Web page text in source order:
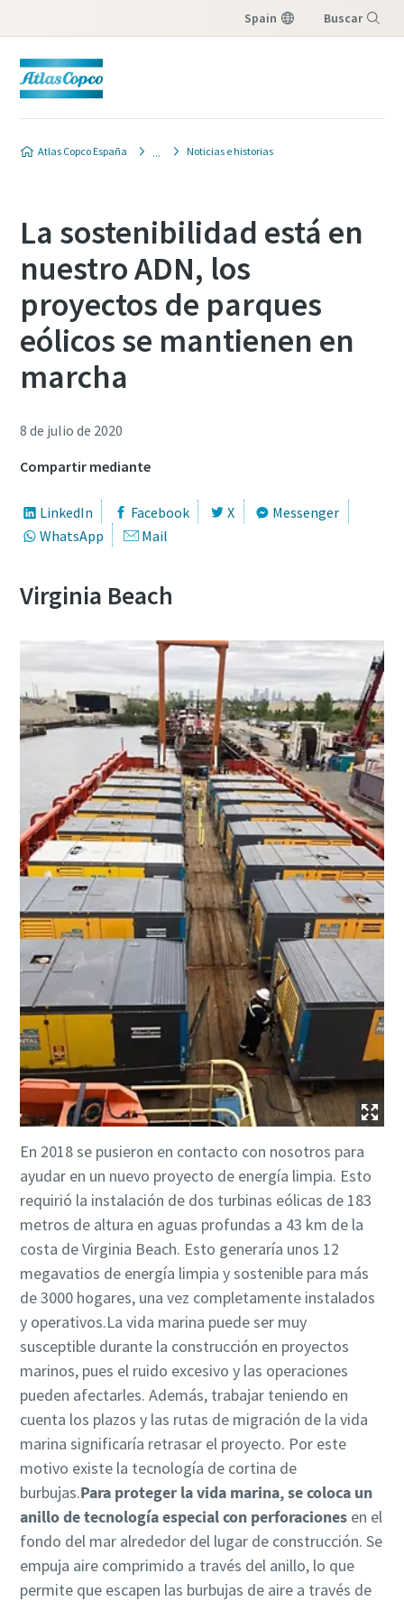
Spain Buscar
Atlas Copco España Noticias e historias
La sostenibilidad está en
nuestro ADN, los
proyectos de parques
eólicos se mantienen en
marcha
8 de julio de 2020
Compartir mediante
LinkedIn Facebook X
Messenger
WhatsApp
Mail
Virginia Beach
En 2018 se pusieron en contacto con nosotros para
ayudar en un nuevo proyecto de energía limpia. Esto
requirió la instalación de dos turbinas eólicas de 183
metros de altura en aguas profundas a 43 km de la
costa de Virginia Beach. Esto generaría unos 12
megavatios de energía limpia y sostenible para más
de 3000 hogares, una vez completamente instalados
y operativos.La vida marina puede ser muy
susceptible durante la construcción en proyectos
marinos, pues el ruido excesivo y las operaciones
pueden afectarles. Además, trabajar teniendo en
cuenta los plazos y las rutas de migración de la vida
marina significaría retrasar el proyecto. Por este
motivo existe la tecnología de cortina de
burbujas.Para proteger la vida marina, se coloca un
anillo de tecnología especial con perforacionesen el
fondo del mar alrededor del lugar de construcción. Se
empuja aire comprimido a través del anillo, lo que
permite que escapen las burbujas de aire a través de